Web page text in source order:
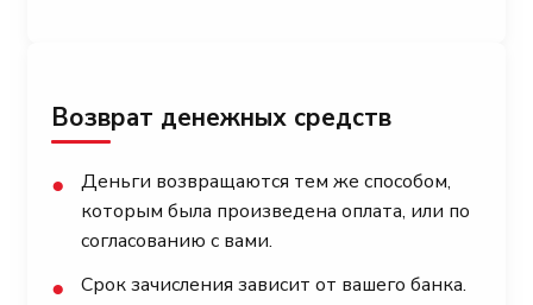
Возврат денежных средств
●
Деньги возвращаются тем же способом,
которым была произведена оплата, или по
согласованию с вами.
● Срок зачисления зависит от вашего банка.